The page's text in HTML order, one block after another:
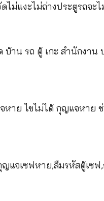
ไม่แงะไม่ถ่างประตูรถจะ
าน รถ ตู้ เกะ สำนักงาน
าย ไขไม่ได้ กุญแจหาย
แจเซฟหาย,ลืมรหัสตู้เซ